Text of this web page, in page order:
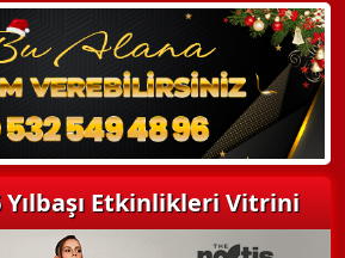
Alın
Yılbaşı Etkinlikleri Vitrini